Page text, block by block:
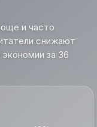
и часто
снижают
за 36